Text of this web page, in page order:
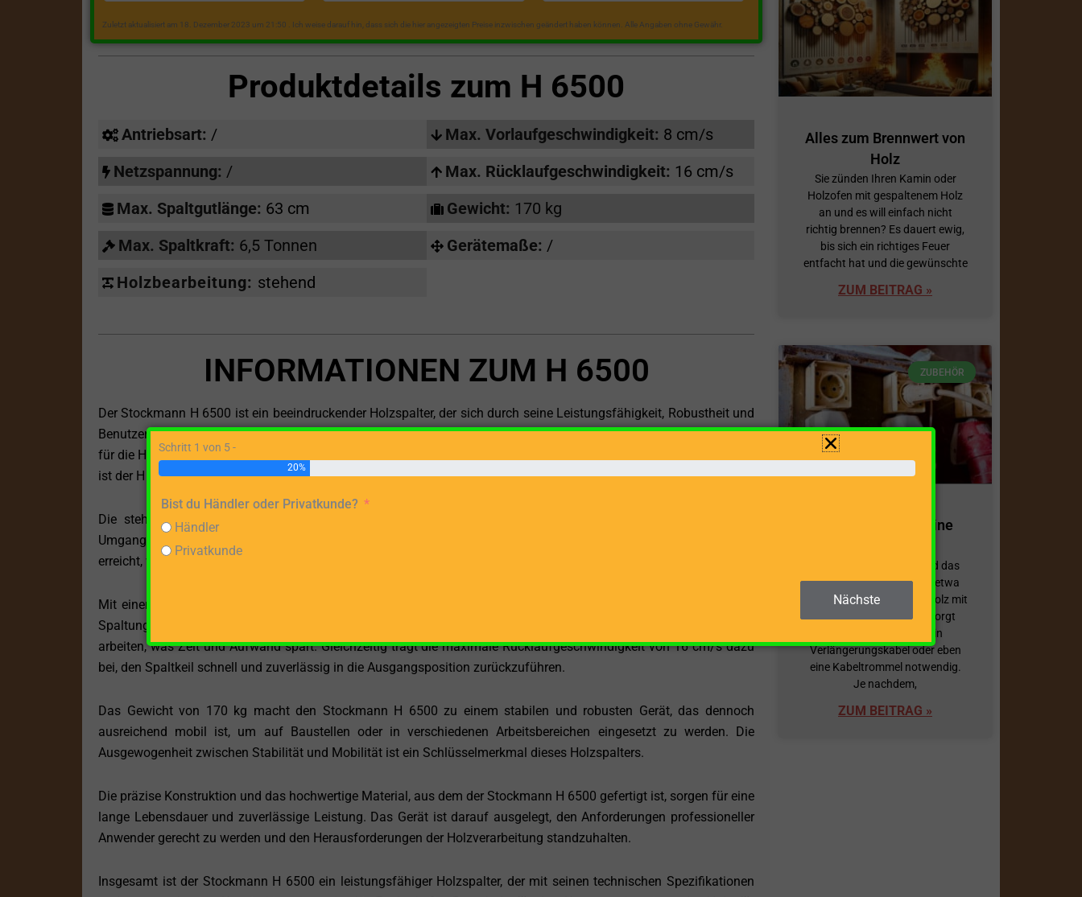
Zuletzt aktualisiert am 18. Dezember 2023 um 21:50 . Ich weise darauf hin, dass sich die hier angezeigten Preise inzwischen geändert haben können. Alle Angaben ohne Gewähr.
Produktdetails zum H 6500
Antriebsart: /
Netzspannung: /
Max. Spaltgutlänge: 63 cm
Max. Spaltkraft: 6,5 Tonnen
Holzbearbeitung: stehend
Max. Vorlaufgeschwindigkeit: 8 cm/s
Max. Rücklaufgeschwindigkeit: 16 cm/s
Gewicht: 170 kg
Gerätemaße: /
INFORMATIONEN ZUM H 6500
Der Stockmann H 6500 ist ein beeindruckender Holzspalter, der sich durch seine Leistungsfähigkeit, Robustheit und
Benutzerfreundlichkeit auszeichnet. Dieses Modell eignet sich ideal für Anwender, die einen zuverlässigen Partner
für die Holzverarbeitung suchen. Mit einer maximalen Spaltgutlänge von 63 cm und einer Spaltkraft von 6,5 Tonnen
ist der H 6500 in der Lage, verschiedene Holzarten effizient und mühelos zu spalten.
Die stehende Holzbearbeitung ermöglicht eine ergonomische Arbeitsweise und sorgt für einen komfortablen
Umgang mit dem Gerät. Durch die aufrechte Positionierung des Holzspalters wird eine günstige Arbeitshöhe
erreicht, was Rückenbelastungen reduziert und die Effizienz steigert.
Mit einer maximalen Vorlaufgeschwindigkeit von 8 cm/s bietet der Stockmann H 6500 eine zügige und effiziente
Spaltung des Holzes. Diese Geschwindigkeit ermöglicht es dem Gerät, mit Präzision und Kraft durch das Holz zu
arbeiten, was Zeit und Aufwand spart. Gleichzeitig trägt die maximale Rücklaufgeschwindigkeit von 16 cm/s dazu
bei, den Spaltkeil schnell und zuverlässig in die Ausgangsposition zurückzuführen.
Das Gewicht von 170 kg macht den Stockmann H 6500 zu einem stabilen und robusten Gerät, das dennoch
ausreichend mobil ist, um auf Baustellen oder in verschiedenen Arbeitsbereichen eingesetzt zu werden. Die
Ausgewogenheit zwischen Stabilität und Mobilität ist ein Schlüsselmerkmal dieses Holzspalters.
Die präzise Konstruktion und das hochwertige Material, aus dem der Stockmann H 6500 gefertigt ist, sorgen für eine
lange Lebensdauer und zuverlässige Leistung. Das Gerät ist darauf ausgelegt, den Anforderungen professioneller
Anwender gerecht zu werden und den Herausforderungen der Holzverarbeitung standzuhalten.
Insgesamt ist der Stockmann H 6500 ein leistungsfähiger Holzspalter, der mit seinen technischen Spezifikationen
Alles zum Brennwert von
Holz
Sie zünden Ihren Kamin oder
Holzofen mit gespaltenem Holz
an und es will einfach nicht
richtig brennen? Es dauert ewig,
bis sich ein richtiges Feuer
entfacht hat und die gewünschte
ZUM BEITRAG »
ZUBEHÖR
Kabeltrommeln: eine
Damit Ihr Holzspalter und das
verwendete Zubehör wie etwa
ein Förderband für Brennholz mit
elektrischem Strom versorgt
werden kann, ist oft ein
Verlängerungskabel oder eben
eine Kabeltrommel notwendig.
Je nachdem,
ZUM BEITRAG »
Schritt 1 von 5 -
20%
Bist du Händler oder Privatkunde?
Händler
Privatkunde
Nächste